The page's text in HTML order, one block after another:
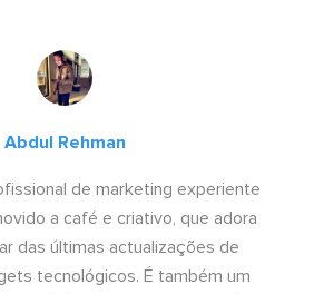
Abdul Rehman
de marketing experiente
a café e criativo, que adora
das últimas actualizações de
tecnológicos. É também um